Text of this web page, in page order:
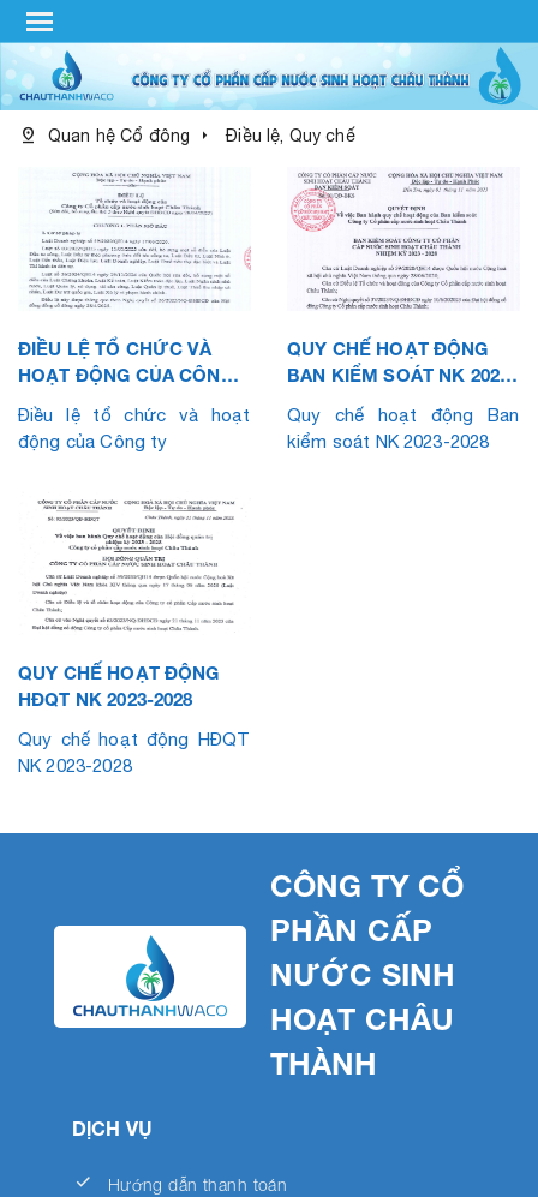
menu
pin_drop Quan hệ Cổ đông arrow_right Điều lệ, Quy chế
ĐIỀU LỆ TỔ CHỨC VÀ
HOẠT ĐỘNG CỦA CÔNG
Điều lệ tổ chức và hoạt
động của Công ty
QUY CHẾ HOẠT ĐỘNG
BAN KIỂM SOÁT NK 2023-
Quy chế hoạt động Ban
kiểm soát NK 2023-2028
QUY CHẾ HOẠT ĐỘNG
HĐQT NK 2023-2028
Quy chế hoạt động HĐQT
NK 2023-2028
CÔNG TY CỔ
PHẦN CẤP
NƯỚC SINH
HOẠT CHÂU
THÀNH
DỊCH VỤ
done Hướng dẫn thanh toán